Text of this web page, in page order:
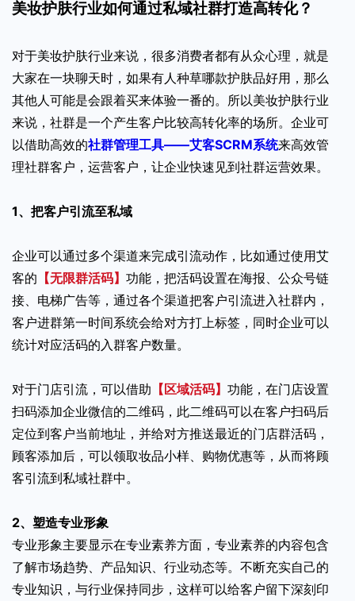
美妆护肤行业如何通过私域社群打造高转化？
对于美妆护肤行业来说，很多消费者都有从众心理，就是
大家在一块聊天时，如果有人种草哪款护肤品好用，那么
其他人可能是会跟着买来体验一番的。所以美妆护肤行业
来说，社群是一个产生客户比较高转化率的场所。企业可
以借助高效的社群管理工具——艾客SCRM系统来高效管
理社群客户，运营客户，让企业快速见到社群运营效果。
1、把客户引流至私域
企业可以通过多个渠道来完成引流动作，比如通过使用艾
客的 【无限群活码】 功能，把活码设置在海报、公众号链
接、电梯广告等，通过各个渠道把客户引流进入社群内，
客户进群第一时间系统会给对方打上标签，同时企业可以
统计对应活码的入群客户数量。
对于门店引流，可以借助 【区域活码】 功能，在门店设置
扫码添加企业微信的二维码，此二维码可以在客户扫码后
定位到客户当前地址，并给对方推送最近的门店群活码，
顾客添加后，可以领取妆品小样、购物优惠等，从而将顾
客引流到私域社群中。
2、塑造专业形象
专业形象主要显示在专业素养方面，专业素养的内容包含
了解市场趋势、产品知识、行业动态等。不断充实自己的
专业知识，与行业保持同步，这样可以给客户留下深刻印